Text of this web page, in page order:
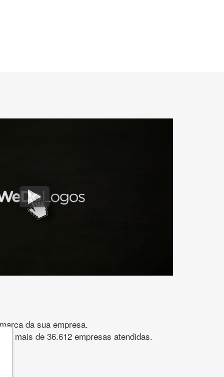
da sua empresa.
mais de 36.612 empresas atendidas.